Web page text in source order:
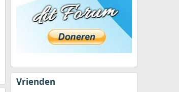
Vrienden